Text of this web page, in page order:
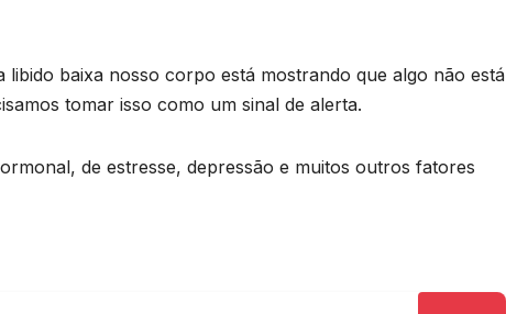
baixa nosso corpo está mostrando que algo não está
tomar isso como um sinal de alerta.
de estresse, depressão e muitos outros fatores